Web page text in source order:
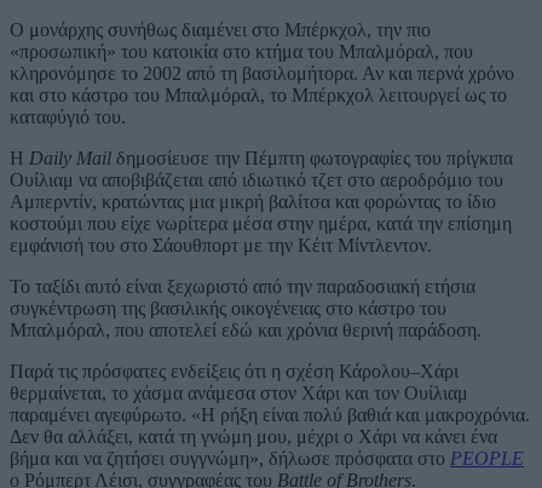
Ο μονάρχης συνήθως διαμένει στο Μπέρκχολ, την πιο
«προσωπική» του κατοικία στο κτήμα του Μπαλμόραλ, που
κληρονόμησε το 2002 από τη βασιλομήτορα. Αν και περνά χρόνο
και στο κάστρο του Μπαλμόραλ, το Μπέρκχολ λειτουργεί ως το
καταφύγιό του.
Η Daily Mail δημοσίευσε την Πέμπτη φωτογραφίες του πρίγκιπα
Ουίλιαμ να αποβιβάζεται από ιδιωτικό τζετ στο αεροδρόμιο του
Αμπερντίν, κρατώντας μια μικρή βαλίτσα και φορώντας το ίδιο
κοστούμι που είχε νωρίτερα μέσα στην ημέρα, κατά την επίσημη
εμφάνισή του στο Σάουθπορτ με την Κέιτ Μίντλεντον.
Το ταξίδι αυτό είναι ξεχωριστό από την παραδοσιακή ετήσια
συγκέντρωση της βασιλικής οικογένειας στο κάστρο του
Μπαλμόραλ, που αποτελεί εδώ και χρόνια θερινή παράδοση.
Παρά τις πρόσφατες ενδείξεις ότι η σχέση Κάρολου–Χάρι
θερμαίνεται, το χάσμα ανάμεσα στον Χάρι και τον Ουίλιαμ
παραμένει αγεφύρωτο. «Η ρήξη είναι πολύ βαθιά και μακροχρόνια.
Δεν θα αλλάξει, κατά τη γνώμη μου, μέχρι ο Χάρι να κάνει ένα
βήμα και να ζητήσει συγγνώμη», δήλωσε πρόσφατα στο PEOPLE
ο Ρόμπερτ Λέισι, συγγραφέας του Battle of Brothers.